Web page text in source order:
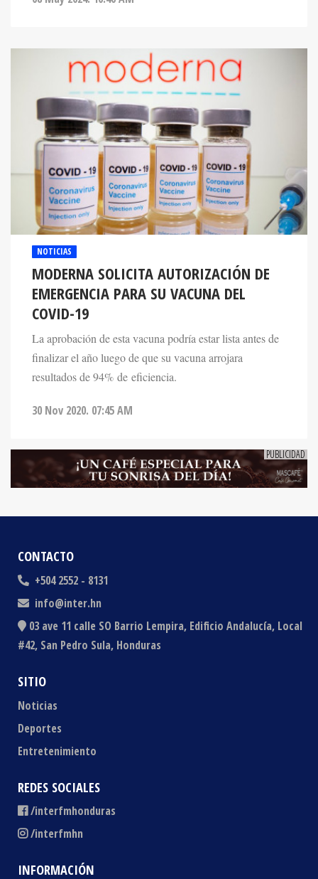
NOTICIAS
MODERNA SOLICITA AUTORIZACIÓN DE
EMERGENCIA PARA SU VACUNA DEL
COVID-19
La aprobación de esta vacuna podría estar lista antes de
finalizar el año luego de que su vacuna arrojara
resultados de 94% de eficiencia.
CONTACTO
+504 2552 - 8131
info@inter.hn
03 ave 11 calle SO Barrio Lempira, Edificio Andalucía, Local
#42, San Pedro Sula, Honduras
SITIO
Noticias
Deportes
Entretenimiento
REDES SOCIALES
/interfmhonduras
/interfmhn
INFORMACIÓN